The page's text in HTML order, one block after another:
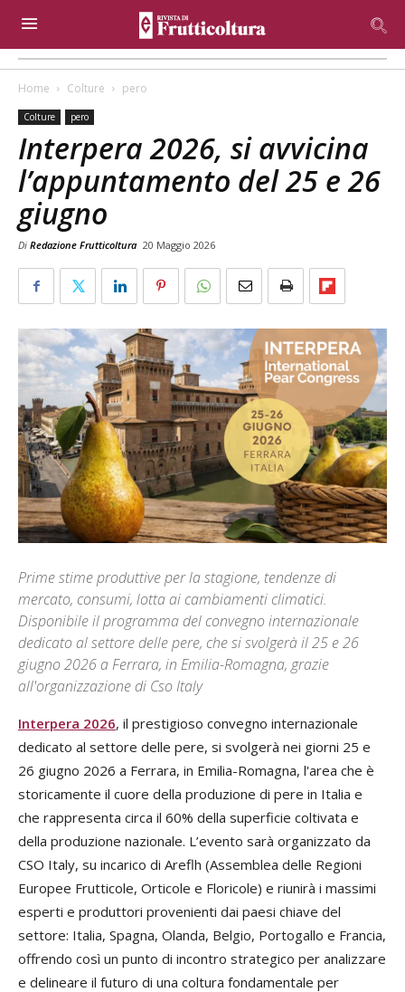
Home Colture pero
Colture pero
Interpera 2026, si avvicina
l’appuntamento del 25 e 26
giugno
Di Redazione Frutticoltura 20 Maggio 2026
Prime stime produttive per la stagione, tendenze di
mercato, consumi, lotta ai cambiamenti climatici.
Disponibile il programma del convegno internazionale
dedicato al settore delle pere, che si svolgerà il 25 e 26
giugno 2026 a Ferrara, in Emilia-Romagna, grazie
all'organizzazione di Cso Italy
Interpera 2026, il prestigioso convegno internazionale
dedicato al settore delle pere, si svolgerà nei giorni 25 e
26 giugno 2026 a Ferrara, in Emilia-Romagna, l'area che è
storicamente il cuore della produzione di pere in Italia e
che rappresenta circa il 60% della superficie coltivata e
della produzione nazionale. L’evento sarà organizzato da
CSO Italy, su incarico di Areflh (Assemblea delle Regioni
Europee Frutticole, Orticole e Floricole) e riunirà i massimi
esperti e produttori provenienti dai paesi chiave del
settore: Italia, Spagna, Olanda, Belgio, Portogallo e Francia,
offrendo così un punto di incontro strategico per analizzare
e delineare il futuro di una coltura fondamentale per